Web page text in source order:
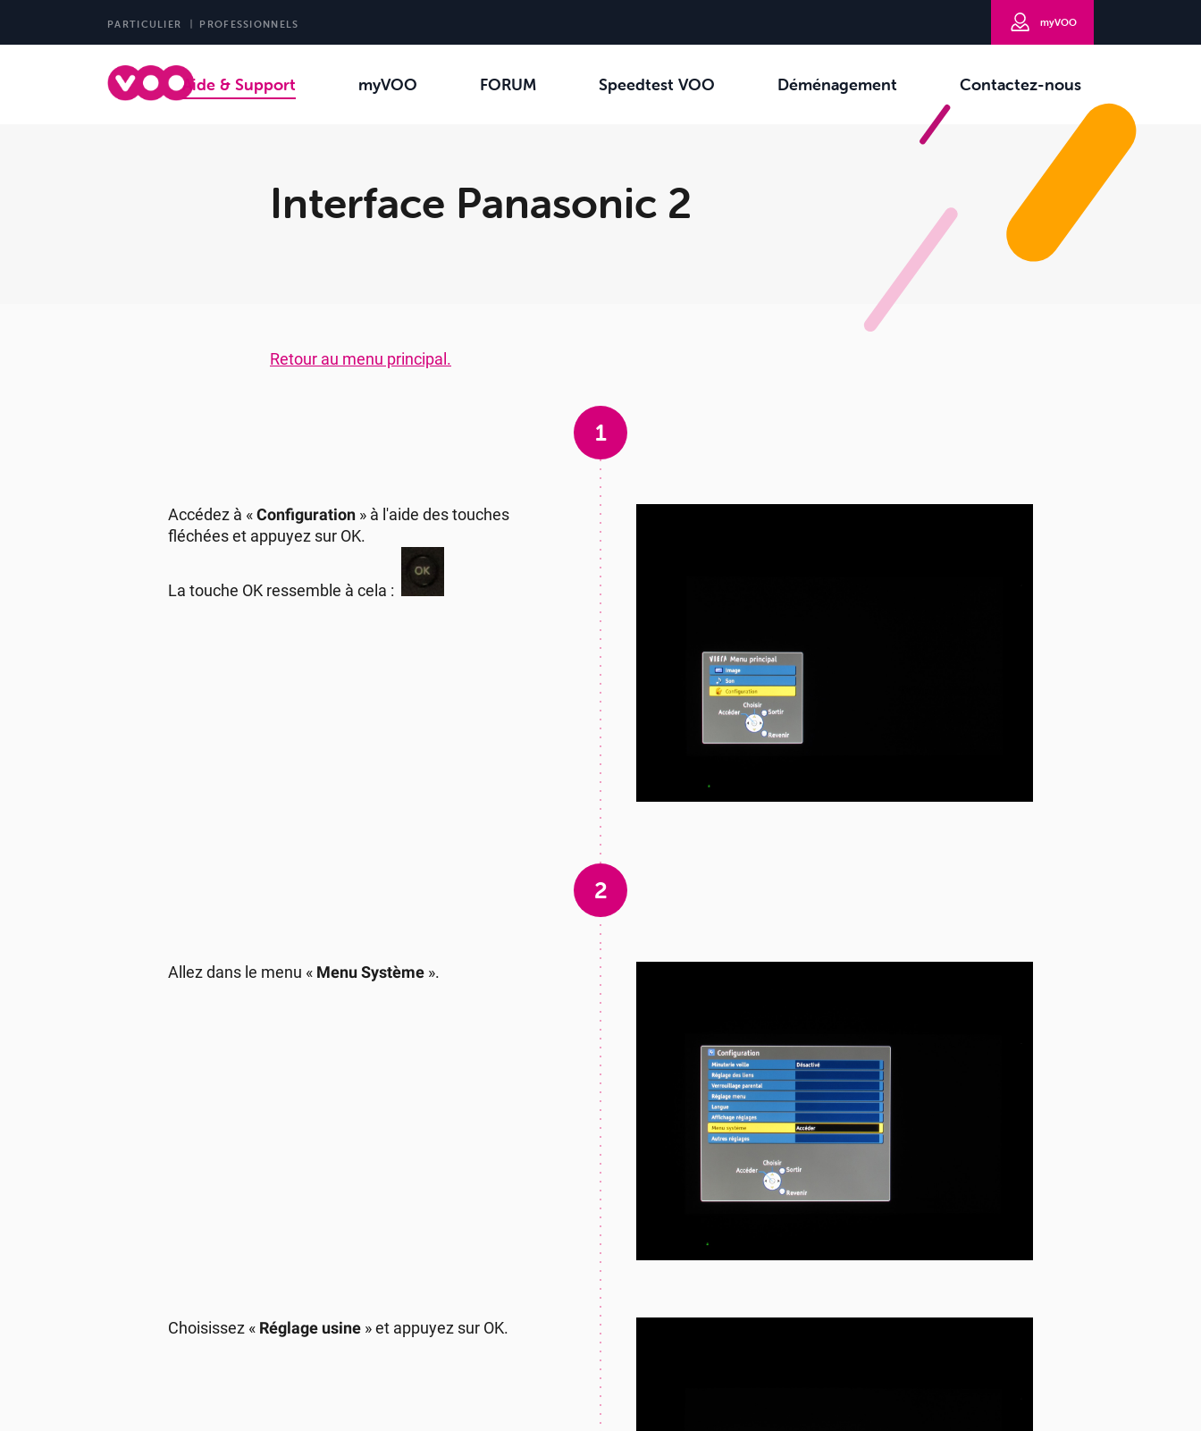
myVOO
Aide & Support myVOO FORUM Speedtest VOO Déménagement Contactez-nous
PARTICULIER PROFESSIONNELS
Interface Panasonic 2
Retour au menu principal.
1
Accédez à «Configuration » à l'aide des touches
fléchées et appuyez sur OK.
La touche OK ressemble à cela :
2
Allez dans le menu « Menu Système».
Choisissez « Réglage usine» et appuyez sur OK.